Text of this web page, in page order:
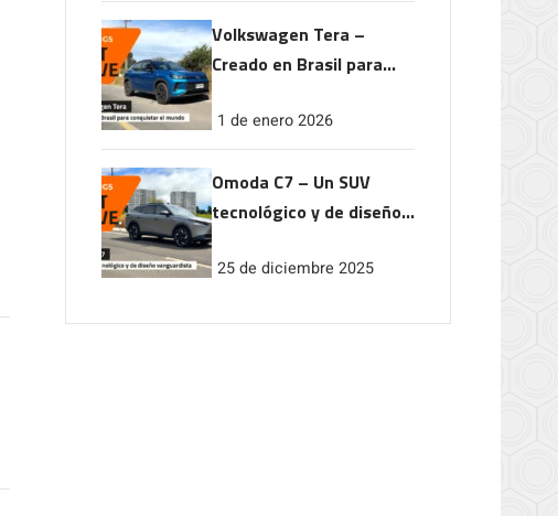
Volkswagen Tera –
Creado en Brasil para
1 de enero 2026
Omoda C7 – Un SUV
tecnológico y de diseño
25 de diciembre 2025